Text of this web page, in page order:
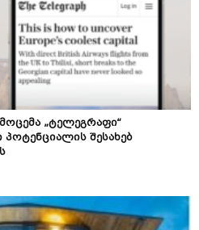
„ტელეგრაფი“
შესახებ